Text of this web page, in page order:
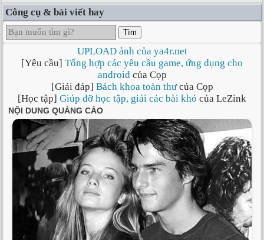
Công cụ & bài viết hay
Tìm
UPLOAD ảnh của ya4r.net
[Yêu cầu] Tổng hợp các yêu cầu game, ứng dụng cho
androidcủa Cọp
[Giải đáp] Bách khoa toàn thưcủa Cọp
[Học tập] Giúp đỡ học tập, giải các bài khó của LeZink